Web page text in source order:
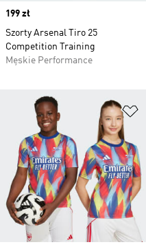
Price
199 zł
Szorty Arsenal Tiro 25
Competition Training
Męskie Performance